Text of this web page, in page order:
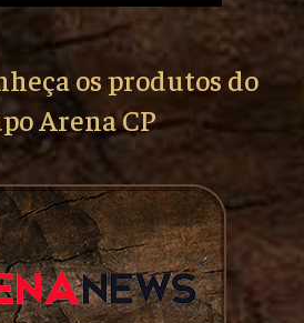
os produtos do
Arena CP